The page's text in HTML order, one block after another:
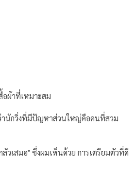
อผ้าที่เหมาะสม
านักวิ่งที่มีปัญหาส่วนใหญ่คือคนที่สวม
เสมอ” ซึ่งผมเห็นด้วย การเตรียมตัวที่ดี